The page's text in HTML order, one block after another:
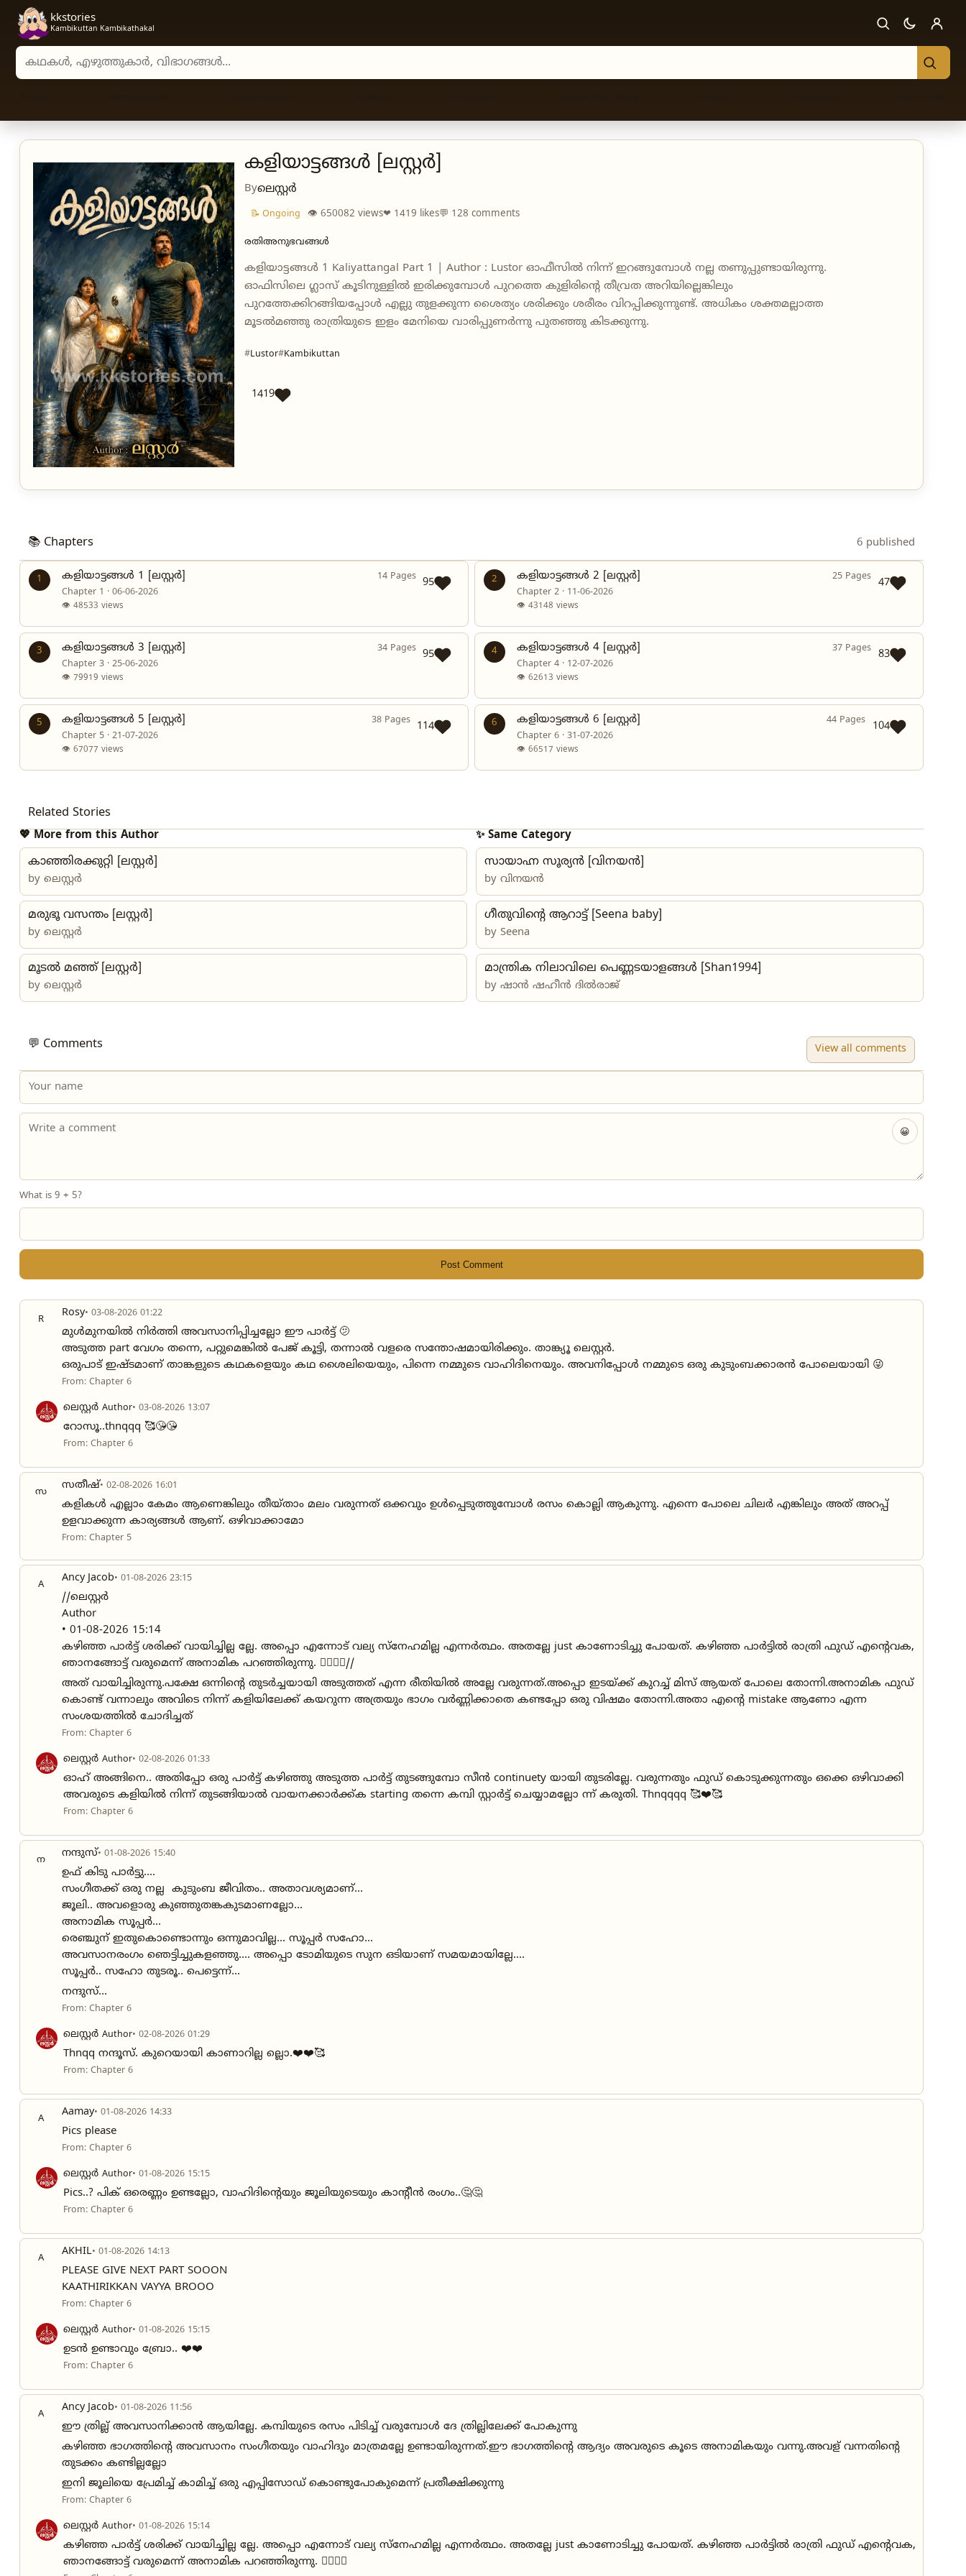
kkstories
Kambikuttan Kambikathakal
Search stories, authors, and categories
കളിയാട്ടങ്ങൾ [ലസ്റ്റർ]
Byലെസ്റ്റർ
📝 Ongoing 👁 650082 views❤ 1419 likes💬 128 comments
രതിഅനുഭവങ്ങൾ
കളിയാട്ടങ്ങൾ 1 Kaliyattangal Part 1 | Author : Lustor ഓഫീസിൽ നിന്ന് ഇറങ്ങുമ്പോൾ നല്ല തണുപ്പുണ്ടായിരുന്നു.
ഓഫിസിലെ ഗ്ലാസ് കൂടിനുള്ളിൽ ഇരിക്കുമ്പോൾ പുറത്തെ കുളിരിന്റെ തീവ്രത അറിയില്ലെങ്കിലും
പുറത്തേക്കിറങ്ങിയപ്പോൾ എല്ലു തുളക്കുന്ന ശൈത്യം ശരിക്കും ശരീരം വിറപ്പിക്കുന്നുണ്ട്. അധികം ശക്തമല്ലാത്ത
മൂടൽമഞ്ഞു രാത്രിയുടെ ഇളം മേനിയെ വാരിപ്പുണർന്നു പുതഞ്ഞു കിടക്കുന്നു.
Lustor Kambikuttan
1419
📚 Chapters 6 published
1 കളിയാട്ടങ്ങൾ 1 [ലസ്റ്റർ]
14 Pages
Chapter 1 · 06-06-2026
👁 48533 views
95 2 കളിയാട്ടങ്ങൾ 2 [ലസ്റ്റർ]
25 Pages
Chapter 2 · 11-06-2026
👁 43148 views
47
3 കളിയാട്ടങ്ങൾ 3 [ലസ്റ്റർ]
34 Pages
Chapter 3 · 25-06-2026
👁 79919 views
95 4 കളിയാട്ടങ്ങൾ 4 [ലസ്റ്റർ]
37 Pages
Chapter 4 · 12-07-2026
👁 62613 views
83
5 കളിയാട്ടങ്ങൾ 5 [ലസ്റ്റർ]
38 Pages
Chapter 5 · 21-07-2026
👁 67077 views
114 6 കളിയാട്ടങ്ങൾ 6 [ലസ്റ്റർ]
44 Pages
Chapter 6 · 31-07-2026
👁 66517 views
104
Related Stories
💖 More from this Author
കാഞ്ഞിരക്കുറ്റി [ലസ്റ്റർ]
by ലെസ്റ്റർ
മരുഭൂ വസന്തം [ലസ്റ്റർ]
by ലെസ്റ്റർ
മൂടൽ മഞ്ഞ് [ലസ്റ്റർ]
by ലെസ്റ്റർ
✨ Same Category
സായാഹ്ന സൂര്യൻ [വിനയൻ]
by വിനയൻ
ഗീതുവിന്റെ ആറാട്ട് [Seena baby]
by Seena
മാന്ത്രിക നിലാവിലെ പെണ്ണടയാളങ്ങൾ [Shan1994]
by ഷാൻ ഷഹീൻ ദിൽരാജ്
💬 Comments View all comments
😀
What is 9 + 5?
Post Comment
R Rosy• 03-08-2026 01:22
മുൾമുനയിൽ നിർത്തി അവസാനിപ്പിച്ചല്ലോ ഈ പാർട്ട്‌ 🫤
അടുത്ത part വേഗം തന്നെ, പറ്റുമെങ്കിൽ പേജ് കൂട്ടി, തന്നാൽ വളരെ സന്തോഷമായിരിക്കും. താങ്ക്യൂ ലെസ്റ്റർ.
ഒരുപാട് ഇഷ്ടമാണ് താങ്കളുടെ കഥകളെയും കഥ ശൈലിയെയും, പിന്നെ നമ്മുടെ വാഹിദിനെയും. അവനിപ്പോൾ നമ്മുടെ ഒരു കുടുംബക്കാരൻ പോലെയായി 😜
From: Chapter 6
ലെസ്റ്റർ Author• 03-08-2026 13:07
റോസൂ..thnqqq 🥰😘😘
From: Chapter 6
സ സതീഷ്• 02-08-2026 16:01
കളികൾ എല്ലാം കേമം ആണെങ്കിലും തീയ്താം മലം വരുന്നത് ഒക്കവും ഉൾപ്പെടുത്തുമ്പോൾ രസം കൊല്ലി ആകുന്നു. എന്നെ പോലെ ചിലർ എങ്കിലും അത് അറപ്പ്
ഉളവാക്കുന്ന കാര്യങ്ങൾ ആണ്. ഒഴിവാക്കാമോ
From: Chapter 5
A Ancy Jacob• 01-08-2026 23:15
//ലെസ്റ്റർ
Author
• 01-08-2026 15:14
കഴിഞ്ഞ പാർട്ട് ശരിക്ക് വായിച്ചില്ല ല്ലേ. അപ്പൊ എന്നോട് വല്യ സ്നേഹമില്ല എന്നർത്ഥം. അതല്ലേ just കാണോടിച്ചു പോയത്. കഴിഞ്ഞ പാർട്ടിൽ രാത്രി ഫുഡ് എന്റെവക,
ഞാനങ്ങോട്ട് വരുമെന്ന് അനാമിക പറഞ്ഞിരുന്നു. 🤷‍♂️🤷‍♂️//
അത് വായിച്ചിരുന്നു.പക്ഷേ ഒന്നിൻ്റെ തുടർച്ചയായി അടുത്തത് എന്ന രീതിയിൽ അല്ലേ വരുന്നത്.അപ്പൊ ഇടയ്ക്ക് കുറച്ച് മിസ് ആയത് പോലെ തോന്നി.അനാമിക ഫുഡ്
കൊണ്ട് വന്നാലും അവിടെ നിന്ന് കളിയിലേക്ക് കയറുന്ന അത്രയും ഭാഗം വർണ്ണിക്കാതെ കണ്ടപ്പോ ഒരു വിഷമം തോന്നി.അതാ എൻ്റെ mistake ആണോ എന്ന
സംശയത്തിൽ ചോദിച്ചത്
From: Chapter 6
ലെസ്റ്റർ Author• 02-08-2026 01:33
ഓഹ് അങ്ങിനെ.. അതിപ്പോ ഒരു പാർട്ട് കഴിഞ്ഞു അടുത്ത പാർട്ട് തുടങ്ങുമ്പോ സീൻ continuety യായി തുടരില്ലേ. വരുന്നതും ഫുഡ് കൊടുക്കുന്നതും ഒക്കെ ഒഴിവാക്കി
അവരുടെ കളിയിൽ നിന്ന് തുടങ്ങിയാൽ വായനക്കാർക്ക്ക starting തന്നെ കമ്പി സ്റ്റാർട്ട് ചെയ്യാമല്ലോ ന്ന് കരുതി. Thnqqqq 🥰❤️🥰
From: Chapter 6
ന നന്ദുസ്• 01-08-2026 15:40
ഉഫ് കിടു പാർട്ടു....
സംഗീതക്ക് ഒരു നല്ല കുടുംബ ജീവിതം.. അതാവശ്യമാണ്...
ജൂലി.. അവളൊരു കുഞ്ഞുതങ്കകുടമാണല്ലോ...
അനാമിക സൂപ്പർ...
രെഞ്ചുന് ഇതുകൊണ്ടൊന്നും ഒന്നുമാവില്ല... സൂപ്പർ സഹോ...
അവസാനരംഗം ഞെട്ടിച്ചുകളഞ്ഞു.... അപ്പൊ ടോമിയുടെ സുന ഒടിയാണ് സമയമായില്ലേ....
സൂപ്പർ.. സഹോ തുടരൂ.. പെട്ടെന്ന്...
നന്ദുസ്...
From: Chapter 6
ലെസ്റ്റർ Author• 02-08-2026 01:29
Thnqq നന്ദൂസ്. കുറെയായി കാണാറില്ല ല്ലൊ.❤️❤️🥰
From: Chapter 6
A Aamay• 01-08-2026 14:33
Pics please
From: Chapter 6
ലെസ്റ്റർ Author• 01-08-2026 15:15
Pics..? പിക് ഒരെണ്ണം ഉണ്ടല്ലോ, വാഹിദിന്റെയും ജൂലിയുടെയും കാന്റീൻ രംഗം..🤔🤔
From: Chapter 6
A AKHIL• 01-08-2026 14:13
PLEASE GIVE NEXT PART SOOON
KAATHIRIKKAN VAYYA BROOO
From: Chapter 6
ലെസ്റ്റർ Author• 01-08-2026 15:15
ഉടൻ ഉണ്ടാവും ബ്രോ.. ❤️❤️
From: Chapter 6
A Ancy Jacob• 01-08-2026 11:56
ഈ ത്രില്ല് അവസാനിക്കാൻ ആയില്ലേ. കമ്പിയുടെ രസം പിടിച്ച് വരുമ്പോൾ ദേ ത്രില്ലിലേക്ക് പോകുന്നു
കഴിഞ്ഞ ഭാഗത്തിൻ്റെ അവസാനം സംഗീതയും വാഹിദും മാത്രമല്ലേ ഉണ്ടായിരുന്നത്.ഈ ഭാഗത്തിൻ്റെ ആദ്യം അവരുടെ കൂടെ അനാമികയും വന്നു.അവള് വന്നതിൻ്റെ
തുടക്കം കണ്ടില്ലല്ലോ
ഇനി ജൂലിയെ പ്രേമിച്ച് കാമിച്ച് ഒരു എപ്പിസോഡ് കൊണ്ടുപോകുമെന്ന് പ്രതീക്ഷിക്കുന്നു
From: Chapter 6
ലെസ്റ്റർ Author• 01-08-2026 15:14
കഴിഞ്ഞ പാർട്ട് ശരിക്ക് വായിച്ചില്ല ല്ലേ. അപ്പൊ എന്നോട് വല്യ സ്നേഹമില്ല എന്നർത്ഥം. അതല്ലേ just കാണോടിച്ചു പോയത്. കഴിഞ്ഞ പാർട്ടിൽ രാത്രി ഫുഡ് എന്റെവക,
ഞാനങ്ങോട്ട് വരുമെന്ന് അനാമിക പറഞ്ഞിരുന്നു. 🤷‍♂️🤷‍♂️